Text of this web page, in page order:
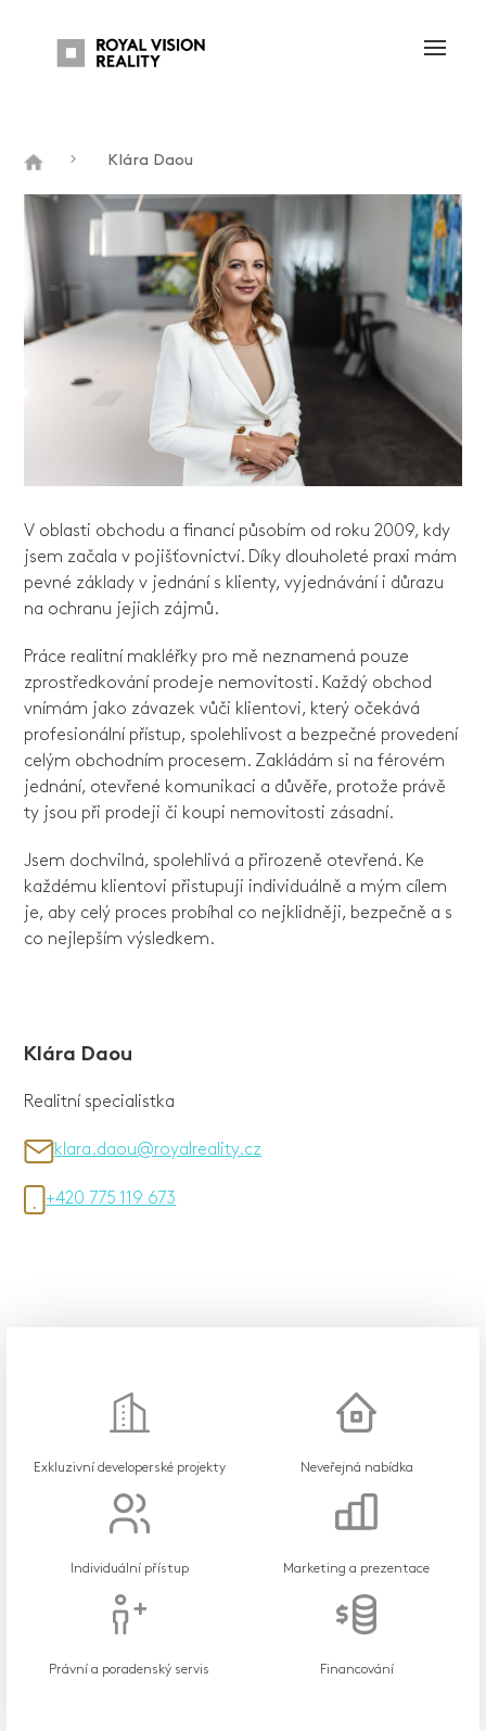
Klára Daou
V oblasti obchodu a financí působím od roku 2009, kdy
jsem začala v pojišťovnictví. Díky dlouholeté praxi mám
pevné základy v jednání s klienty, vyjednávání i důrazu
na ochranu jejich zájmů.
Práce realitní makléřky pro mě neznamená pouze
zprostředkování prodeje nemovitosti. Každý obchod
vnímám jako závazek vůči klientovi, který očekává
profesionální přístup, spolehlivost a bezpečné provedení
celým obchodním procesem. Zakládám si na férovém
jednání, otevřené komunikaci a důvěře, protože právě
ty jsou při prodeji či koupi nemovitosti zásadní.
Jsem dochvilná, spolehlivá a přirozeně otevřená. Ke
každému klientovi přistupuji individuálně a mým cílem
je, aby celý proces probíhal co nejklidněji, bezpečně a s
co nejlepším výsledkem.
Klára Daou
Realitní specialistka
klara.daou@royalreality.cz
+420 775 119 673
Exkluzivní developerské projekty Neveřejná nabídka
Individuální přístup Marketing a prezentace
Právní a poradenský servis Financování